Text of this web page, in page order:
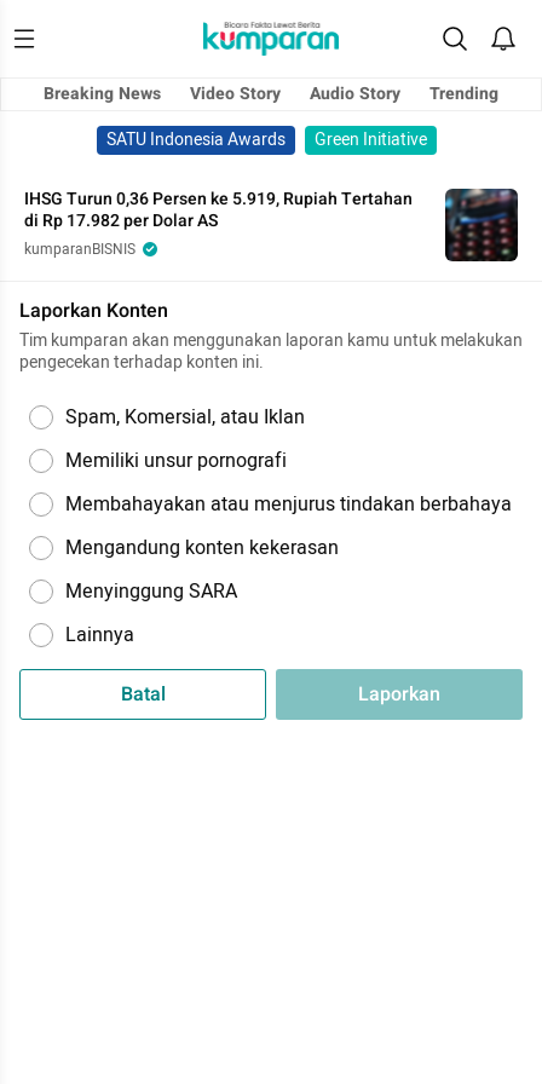
Breaking News Video Story Audio Story
Trending
SATU Indonesia Awards
Green Initiative
IHSG Turun 0,36 Persen ke 5.919, Rupiah Tertahan
di Rp 17.982 per Dolar AS
kumparanBISNIS
Laporkan Konten
Tim kumparan akan menggunakan laporan kamu untuk melakukan
pengecekan terhadap konten ini.
Spam, Komersial, atau Iklan
Memiliki unsur pornografi
Membahayakan atau menjurus tindakan berbahaya
Mengandung konten kekerasan
Menyinggung SARA
Lainnya
Batal Laporkan